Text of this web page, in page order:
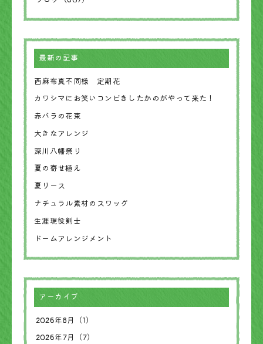
最新の記事
西麻布真不同様 定期花
カワシマにお笑いコンビきしたかのがやって来た！
赤バラの花束
大きなアレンジ
深川八幡祭り
夏の寄せ植え
夏リース
ナチュラル素材のスワッグ
生涯現役剣士
ドームアレンジメント
アーカイブ
2026年8月（1）
2026年7月（7）